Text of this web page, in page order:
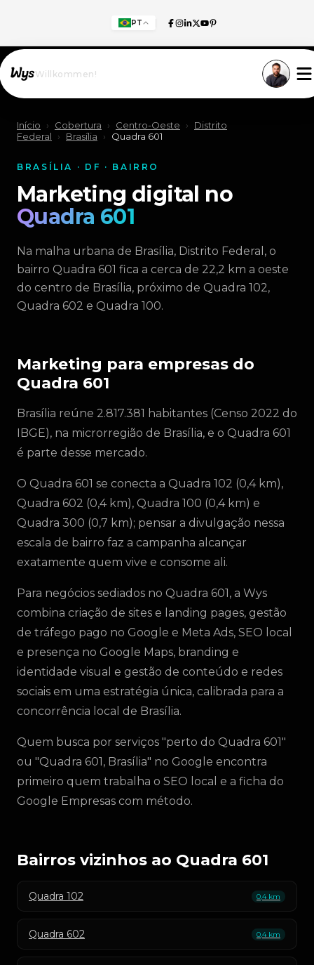
PT
Willkommen!
Início › Cobertura › Centro-Oeste ›
Distrito
Federal
› Brasília › Quadra 601
BRASÍLIA · DF · BAIRRO
Marketing digital no
Quadra 601
Na malha urbana de Brasília, Distrito Federal, o
bairro Quadra 601 fica a cerca de 22,2 km a oeste
do centro de Brasília, próximo de Quadra 102,
Quadra 602 e Quadra 100.
Marketing para empresas do
Quadra 601
Brasília reúne 2.817.381 habitantes (Censo 2022 do
IBGE), na microrregião de Brasília, e o Quadra 601
é parte desse mercado.
O Quadra 601 se conecta a Quadra 102 (0,4 km),
Quadra 602 (0,4 km), Quadra 100 (0,4 km) e
Quadra 300 (0,7 km); pensar a divulgação nessa
escala de bairro faz a campanha alcançar
exatamente quem vive e consome ali.
Para negócios sediados no Quadra 601, a Wys
combina criação de sites e landing pages, gestão
de tráfego pago no Google e Meta Ads, SEO local
e presença no Google Maps, branding e
identidade visual e gestão de conteúdo e redes
sociais em uma estratégia única, calibrada para a
concorrência local de Brasília.
Quem busca por serviços "perto do Quadra 601"
ou "Quadra 601, Brasília" no Google encontra
primeiro quem trabalha o SEO local e a ficha do
Google Empresas com método.
Bairros vizinhos ao Quadra 601
Quadra 102 0,4 km
Quadra 602 0,4 km